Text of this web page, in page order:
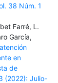
38 Núm. 1
Farré, L.
García,
en
de
(2022): Julio-